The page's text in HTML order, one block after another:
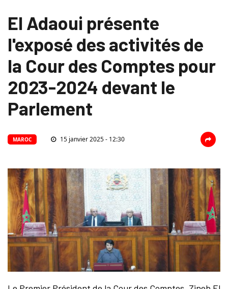
El Adaoui présente
l'exposé des activités de
la Cour des Comptes pour
2023-2024 devant le
Parlement
MAROC 15 janvier 2025 - 12:30